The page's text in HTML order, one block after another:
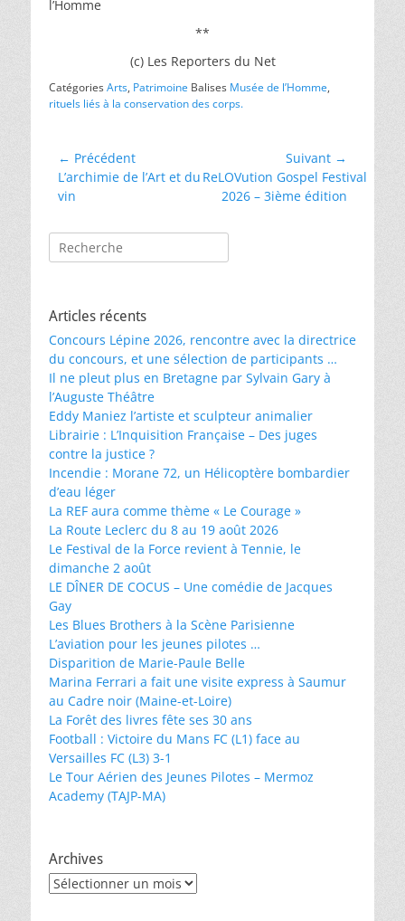
l’Homme
**
(c) Les Reporters du Net
CatégoriesArts, Patrimoine Balises Musée de l’Homme,
rituels liés à la conservation des corps.
Navigation
de
l’article
← Précédent
Article
précédent :
L’archimie de l’Art et du
vin
Suivant →
Article
suivant :
ReLOVution Gospel Festival
2026 – 3ième édition
Rechercher :
Articles récents
Concours Lépine 2026, rencontre avec la directrice
du concours, et une sélection de participants …
Il ne pleut plus en Bretagne par Sylvain Gary à
l’Auguste Théâtre
Eddy Maniez l’artiste et sculpteur animalier
Librairie : L’Inquisition Française – Des juges
contre la justice ?
Incendie : Morane 72, un Hélicoptère bombardier
d’eau léger
La REF aura comme thème « Le Courage »
La Route Leclerc du 8 au 19 août 2026
Le Festival de la Force revient à Tennie, le
dimanche 2 août
LE DÎNER DE COCUS – Une comédie de Jacques
Gay
Les Blues Brothers à la Scène Parisienne
L’aviation pour les jeunes pilotes …
Disparition de Marie-Paule Belle
Marina Ferrari a fait une visite express à Saumur
au Cadre noir (Maine-et-Loire)
La Forêt des livres fête ses 30 ans
Football : Victoire du Mans FC (L1) face au
Versailles FC (L3) 3-1
Le Tour Aérien des Jeunes Pilotes – Mermoz
Academy (TAJP-MA)
Archives
Archives